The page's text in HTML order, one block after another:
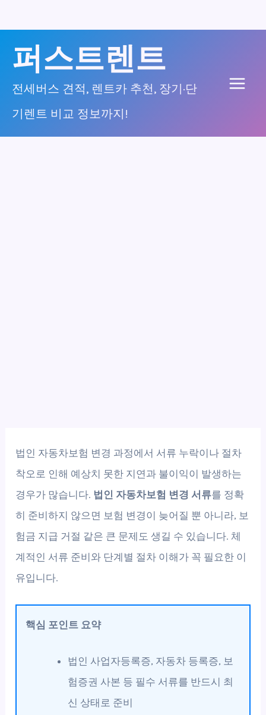
너
퍼스트렌트
전세버스 견적, 렌트카 추천, 장기·단
기렌트 비교 정보까지!
법인 자동차보험 변경 과정에서 서류 누락이나 절차
착오로 인해 예상치 못한 지연과 불이익이 발생하는
경우가 많습니다. 법인 자동차보험 변경 서류를 정확
히 준비하지 않으면 보험 변경이 늦어질 뿐 아니라, 보
험금 지급 거절 같은 큰 문제도 생길 수 있습니다. 체
계적인 서류 준비와 단계별 절차 이해가 꼭 필요한 이
유입니다.
핵심 포인트 요약
법인 사업자등록증, 자동차 등록증, 보
험증권 사본 등 필수 서류를 반드시 최
신 상태로 준비